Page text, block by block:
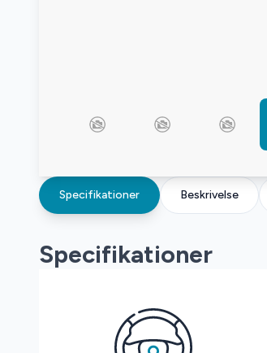
Specifikationer Beskrivelse
Specifikationer